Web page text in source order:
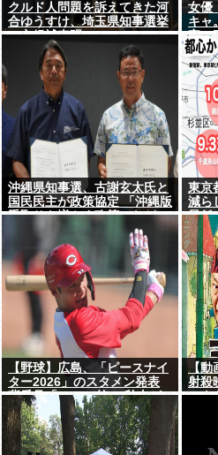
クルド人問題を訴えてきた河
合ゆうすけ、埼玉県知事選挙
に立候補表明www
女優
キャ
家に
メを
沖縄県知事選、古謝玄太氏と
国民民主が政策協定 「沖縄版
手取りを増やす政策」など5
東京
減ら
最低
の」
【野球】広島、「ピースナイ
ター2026」のスタメン発表
背番号「86」で統一 秋山が
カープ移籍後初の4番 小園は
6番
【動
射殺
のよ